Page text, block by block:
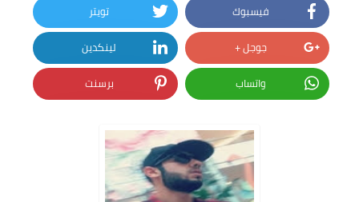
فيسبوك
تويتر
جوجل +
لينكدين
واتساب
برسنت